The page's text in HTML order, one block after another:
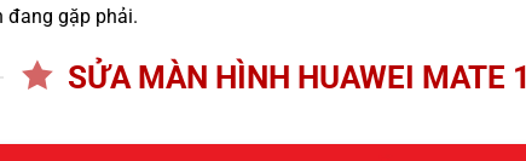
đang gặp phải.
SỬA MÀN HÌNH HUAWEI MATE